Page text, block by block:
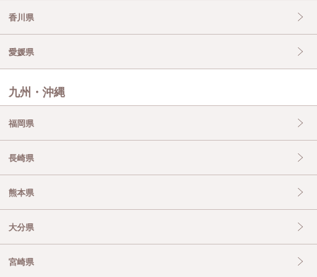
香川県
愛媛県
九州・沖縄
福岡県
長崎県
熊本県
大分県
宮崎県